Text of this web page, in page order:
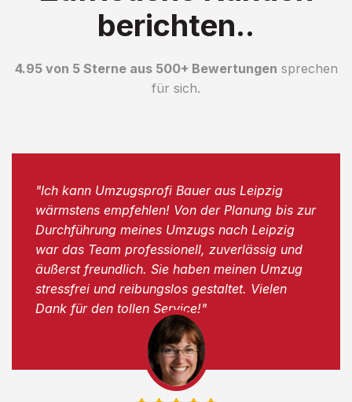
berichten..
4.95 von 5 Sterne aus 500+ Bewertungen sprechen
für sich.
"Ich kann Umzugsprofi Bauer aus Leipzig
wärmstens empfehlen! Von der Planung bis zur
Durchführung meines Umzugs nach Leipzig
war das Team professionell, zuverlässig und
äußerst freundlich. Sie haben meinen Umzug
stressfrei und reibungslos gestaltet. Vielen
Dank für den tollen Service!"